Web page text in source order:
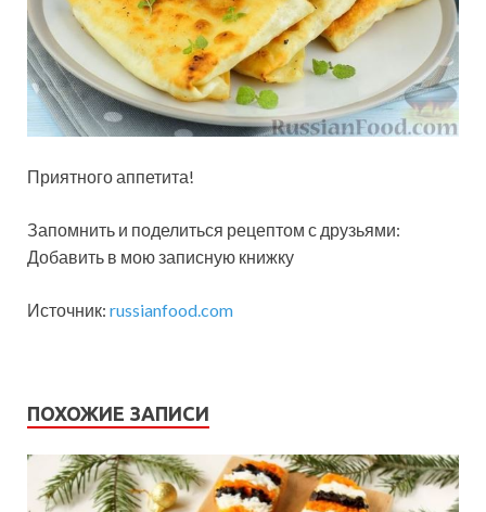
Приятного аппетита!
Запомнить и поделиться рецептом с друзьями:
Добавить в мою записную книжку
Источник: russianfood.com
ПОХОЖИЕ ЗАПИСИ